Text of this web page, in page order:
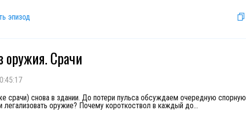
эпизод
оружия. Срачи
срачи) снова в здании. До потери пульса обсуждаем очередную спорную
легализовать оружие? Почему короткоствол в каждый до...